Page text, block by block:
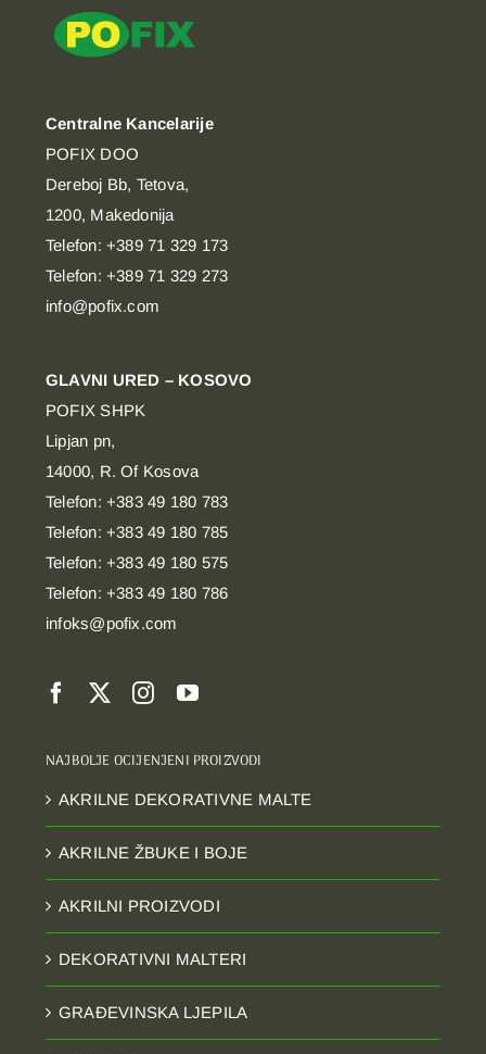
Centralne Kancelarije
POFIX DOO
Dereboj Bb, Tetova,
1200, Makedonija
Telefon: +389 71 329 173
Telefon: +389 71 329 273
info@pofix.com
GLAVNI URED – KOSOVO
POFIX SHPK
Lipjan pn,
14000, R. Of Kosova
Telefon: +383 49 180 783
Telefon: +383 49 180 785
Telefon: +383 49 180 575
Telefon: +383 49 180 786
infoks@pofix.com
NAJBOLJE OCIJENJENI PROIZVODI
AKRILNE DEKORATIVNE MALTE
AKRILNE ŽBUKE I BOJE
AKRILNI PROIZVODI
DEKORATIVNI MALTERI
GRAĐEVINSKA LJEPILA